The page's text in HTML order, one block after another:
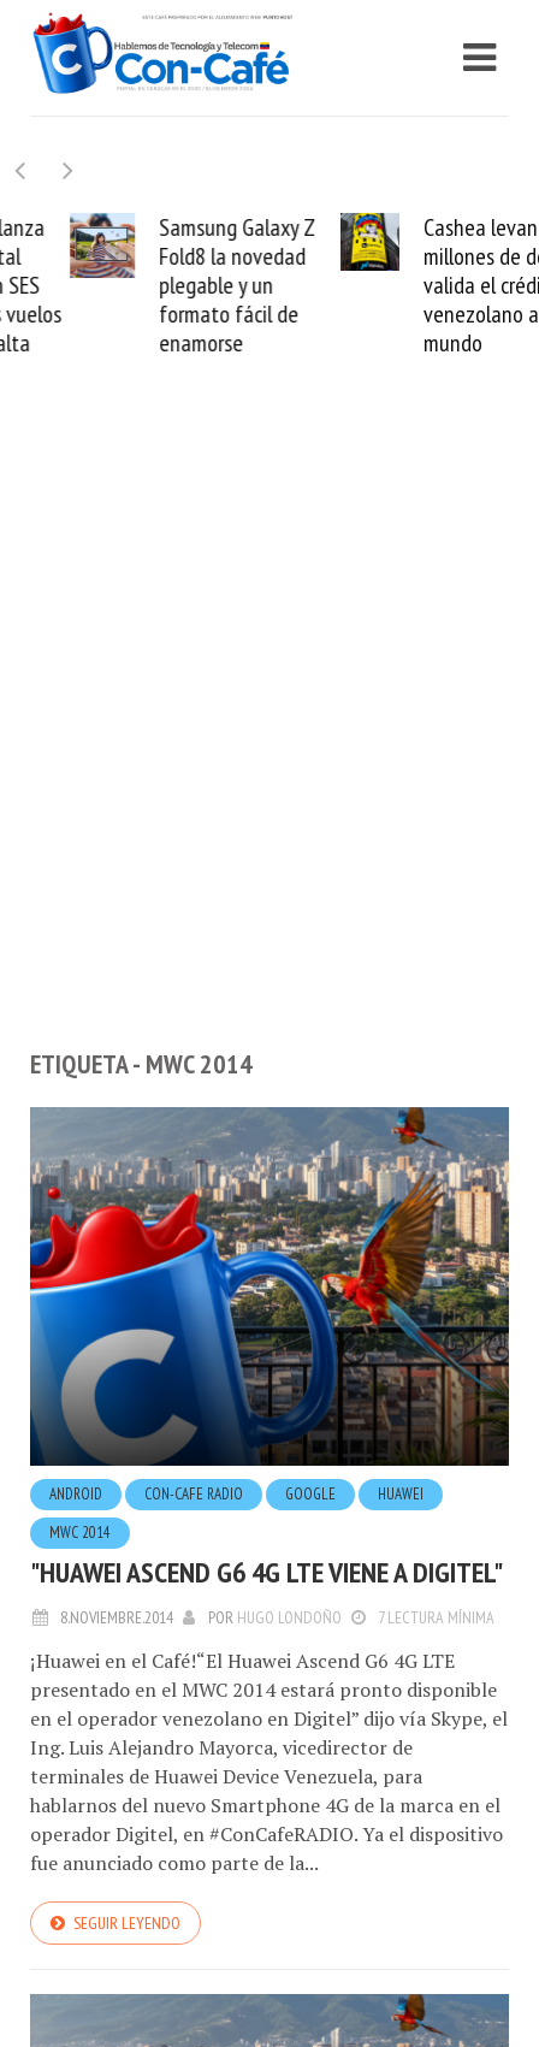
Samsung Galaxy Z
Fold8 la novedad
plegable y un
formato fácil de
enamorse
Cashea levanta 100
millones de dólares y
valida el crédito del
venezolano ante el
ETIQUETA - MWC 2014
ANDROID CON-CAFE RADIO GOOGLE
HUAWEI
MWC 2014
"HUAWEI ASCEND G6 4G LTE VIENE A DIGITEL"
8.NOVIEMBRE.2014 POR HUGO LONDOÑO 7 LECTURA MÍNIMA
¡Huawei en el Café!“El Huawei Ascend G6 4G LTE
presentado en el MWC 2014 estará pronto disponible
en el operador venezolano en Digitel” dijo vía Skype, el
Ing. Luis Alejandro Mayorca, vicedirector de
terminales de Huawei Device Venezuela, para
hablarnos del nuevo Smartphone 4G de la marca en el
operador Digitel, en #ConCafeRADIO. Ya el dispositivo
fue anunciado como parte de la...
SEGUIR LEYENDO